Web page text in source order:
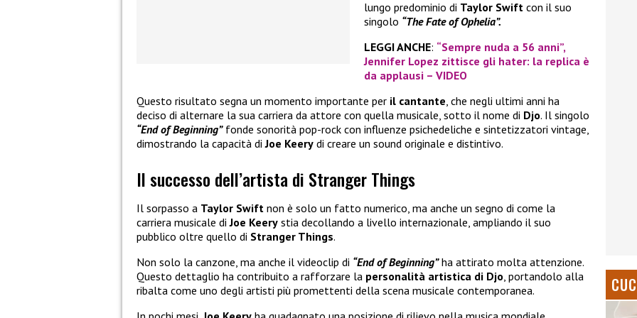
lungo predominio di Taylor Swift con il suo
singolo “The Fate of Ophelia”.
LEGGI ANCHE: “Sempre nuda a 56 anni”,
Jennifer Lopez zittisce gli hater: la replica è
da applausi – VIDEO
Questo risultato segna un momento importante per il cantante , che negli ultimi anni ha
deciso di alternare la sua carriera da attore con quella musicale, sotto il nome di Djo. Il singolo
“End of Beginning”fonde sonorità pop-rock con influenze psichedeliche e sintetizzatori vintage,
dimostrando la capacità diJoe Keery di creare un sound originale e distintivo.
Il successo dell’artista di Stranger Things
Il sorpasso a Taylor Swift non è solo un fatto numerico, ma anche un segno di come la
carriera musicale diJoe Keery stia decollando a livello internazionale, ampliando il suo
pubblico oltre quello di Stranger Things.
Non solo la canzone, ma anche il videoclip di “End of Beginning”ha attirato molta attenzione.
Questo dettaglio ha contribuito a rafforzare la personalità artistica di Djo, portandolo alla
ribalta come uno degli artisti più promettenti della scena musicale contemporanea.